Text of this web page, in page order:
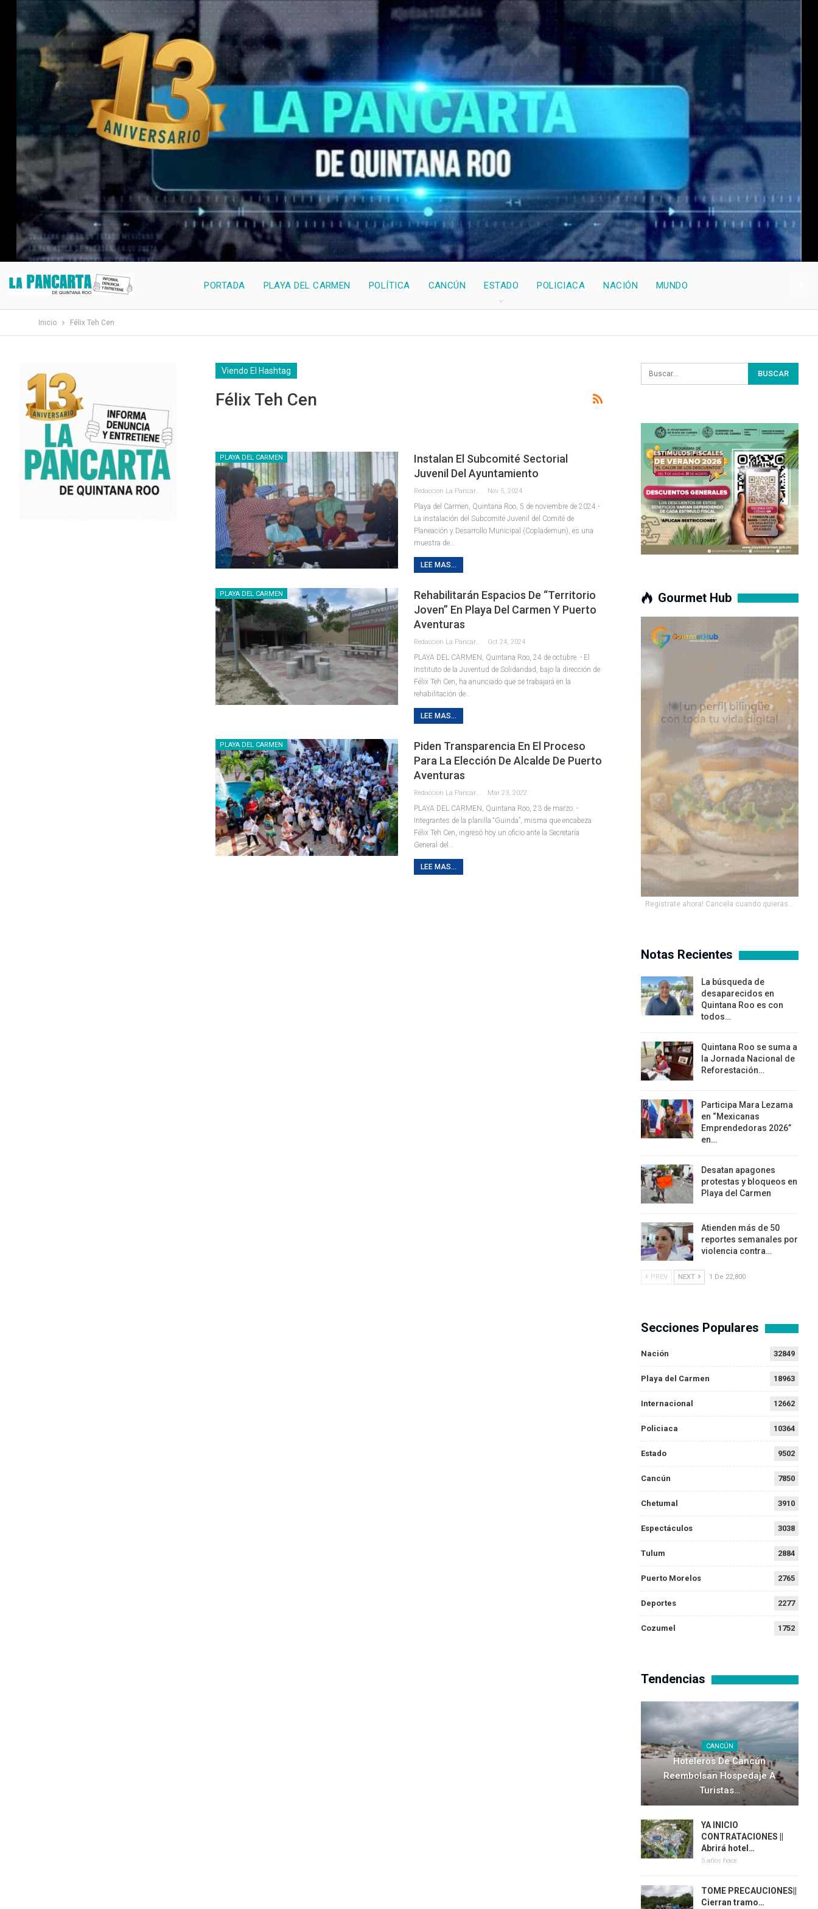
PORTADA PLAYA DEL CARMEN POLÍTICA CANCÚN ESTADO POLICIACA NACIÓN MUNDO
Inicio Félix Teh Cen
Viendo El Hashtag
Félix Teh Cen
PLAYA DEL CARMEN
Instalan El Subcomité Sectorial
Juvenil Del Ayuntamiento
Nov 5, 2024
Playa del Carmen, Quintana Roo, 5 de noviembre de 2024.-
La instalación del Subcomité Juvenil del Comité de
Planeación y Desarrollo Municipal (Coplademun), es una
muestra de
LEE MAS...
PLAYA DEL CARMEN
Rehabilitarán Espacios De “Territorio
Joven” En Playa Del Carmen Y Puerto
Aventuras
Oct 24, 2024
PLAYA DEL CARMEN, Quintana Roo, 24 de octubre. - El
Instituto de la Juventud de Solidaridad, bajo la dirección de
Félix Teh Cen, ha anunciado que se trabajará en la
rehabilitación de
LEE MAS...
PLAYA DEL CARMEN
Piden Transparencia En El Proceso
Para La Elección De Alcalde De Puerto
Aventuras
Mar 23, 2022
PLAYA DEL CARMEN, Quintana Roo, 23 de marzo. -
Integrantes de la planilla “Guinda”, misma que encabeza
Félix Teh Cen, ingresó hoy un oficio ante la Secretaría
General del
LEE MAS...
Gourmet Hub
Registrate ahora! Cancela cuando quieras...
Notas Recientes
La búsqueda de
desaparecidos en
Quintana Roo es con
todos…
Quintana Roo se suma a
la Jornada Nacional de
Reforestación…
Participa Mara Lezama
en “Mexicanas
Emprendedoras 2026”
en…
Desatan apagones
protestas y bloqueos en
Playa del Carmen
Atienden más de 50
reportes semanales por
violencia contra…
PREV NEXT 1 De 22,800
Secciones Populares
Nación 32849
Playa del Carmen 18963
Internacional 12662
Policiaca 10364
Estado 9502
Cancún 7850
Chetumal 3910
Espectáculos 3038
Tulum 2884
Puerto Morelos 2765
Deportes 2277
Cozumel 1752
Tendencias
CANCÚN
Hoteleros De Cancún
Reembolsan Hospedaje A
Turistas…
YA INICIO
CONTRATACIONES ||
Abrirá hotel…
5 años hace
TOME PRECAUCIONES||
Cierran tramo…